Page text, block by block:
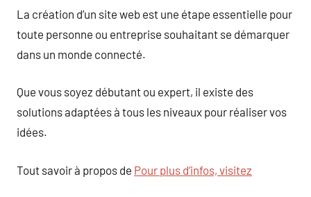
La création d’un site web est une étape essentielle pour
toute personne ou entreprise souhaitant se démarquer
dans un monde connecté.
Que vous soyez débutant ou expert, il existe des
solutions adaptées à tous les niveaux pour réaliser vos
idées.
Tout savoir à propos de Pour plus d’infos, visitez